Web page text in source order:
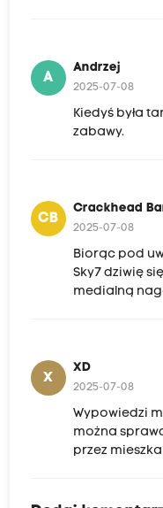
A
Andrzej
2025-07-08
Kiedyś była
zabawy.
CB
Crackhead
2025-07-08
Biorąc pod
Sky7 dziwię
medialną
X
XD
2025-07-08
Wypowiedzi
można
przez